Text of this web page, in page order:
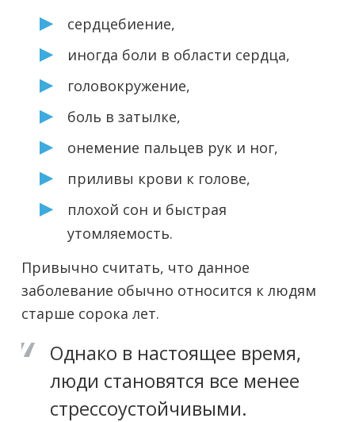
сердцебиение,
иногда боли в области сердца,
головокружение,
боль в затылке,
онемение пальцев рук и ног,
приливы крови к голове,
плохой сон и быстрая
утомляемость.
Привычно считать, что данное
заболевание обычно относится к людям
старше сорока лет.
Однако в настоящее время,
люди становятся все менее
стрессоустойчивыми.